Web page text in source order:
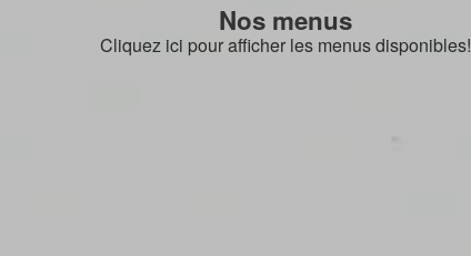
Nos menus
Cliquez ici pour afficher les menus disponibles!